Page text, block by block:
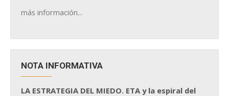
más información...
NOTA INFORMATIVA
LA ESTRATEGIA DEL MIEDO. ETA y la espiral del